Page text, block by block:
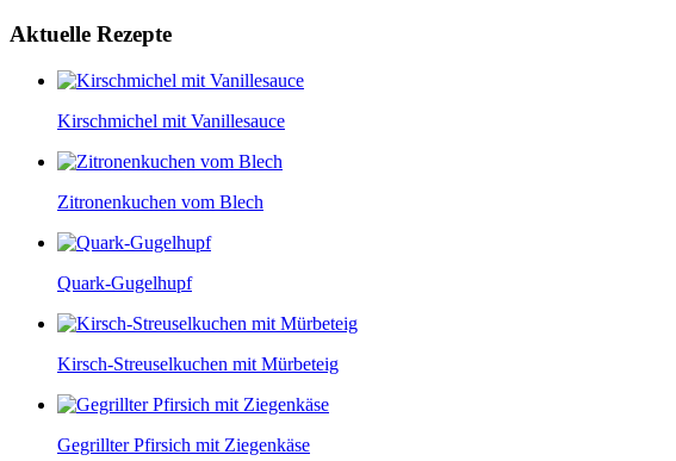
Aktuelle Rezepte
Kirschmichel mit Vanillesauce
Zitronenkuchen vom Blech
Quark-Gugelhupf
Kirsch-Streuselkuchen mit Mürbeteig
Gegrillter Pfirsich mit Ziegenkäse